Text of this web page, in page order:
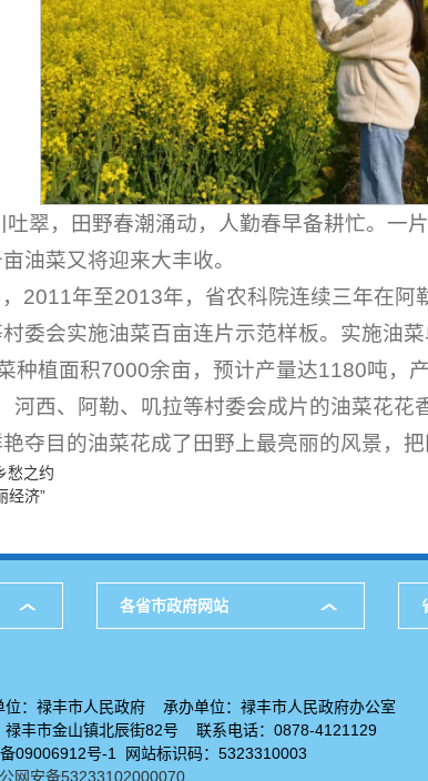
翠，田野春潮涌动，人勤春早备耕忙。一
油菜又将迎来大丰收。
2011年至2013年，省农科院连续三年在
委会实施油菜百亩连片示范样板。实施油
种植面积7000余亩，预计产量达1180吨，
河西、阿勒、叽拉等村委会成片的油菜花
夺目的油菜花成了田野上最亮丽的风景，
愁之约
经济”
各省市政府网站
位：禄丰市人民政府 承办单位：禄丰市人民政府办公室
禄丰市金山镇北辰街82号 联系电话：0878-4121129
09006912号-1 网站标识码：5323310003
网安备53233102000070